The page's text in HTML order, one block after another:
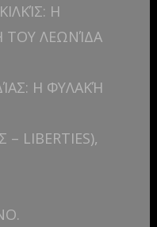
Η
ΤΟΥ ΛΕΩΝΊΔΑ
Η ΦΥΛΑΚΉ
LIBERTIES),